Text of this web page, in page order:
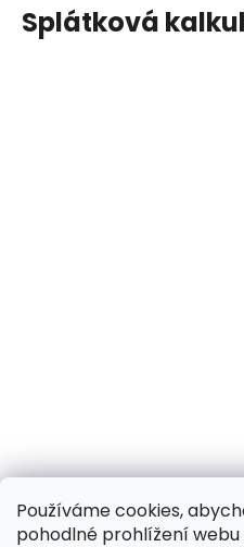
Používáme cookies,
pohodlné prohlížení
Splátková